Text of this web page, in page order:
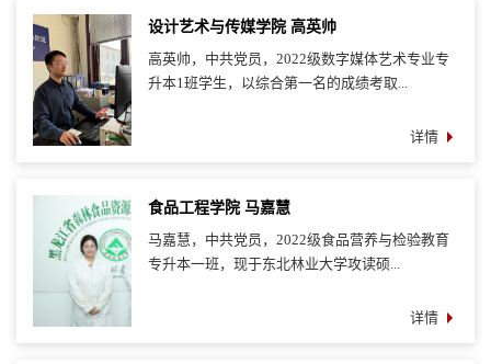
设计艺术与传媒学院 高英帅
高英帅，中共党员，2022级数字媒体艺术专业专
升本1班学生，以综合第一名的成绩考取...
详情
食品工程学院 马嘉慧
马嘉慧，中共党员，2022级食品营养与检验教育
专升本一班，现于东北林业大学攻读硕...
详情